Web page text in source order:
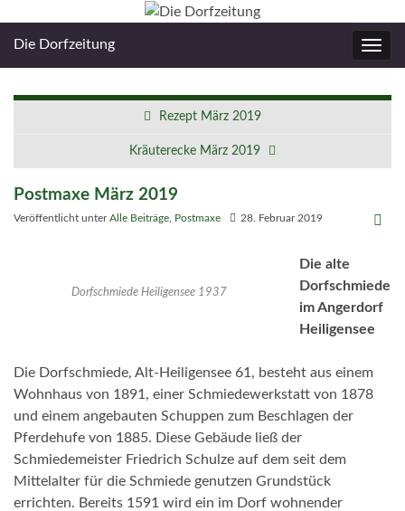
Die Dorfzeitung
Rezept März 2019
Kräuterecke März 2019
Postmaxe März 2019
Veröffentlicht unterAlle Beiträge Postmaxe 28. Februar 2019
Dorfschmiede Heiligensee 1937
Die alte
Dorfschmiede
im Angerdorf
Heiligensee
Die Dorfschmiede, Alt-Heiligensee 61, besteht aus einem
Wohnhaus von 1891, einer Schmiedewerkstatt von 1878
und einem angebauten Schuppen zum Beschlagen der
Pferdehufe von 1885. Diese Gebäude ließ der
Schmiedemeister Friedrich Schulze auf dem seit dem
Mittelalter für die Schmiede genutzen Grundstück
errichten. Bereits 1591 wird ein im Dorf wohnender